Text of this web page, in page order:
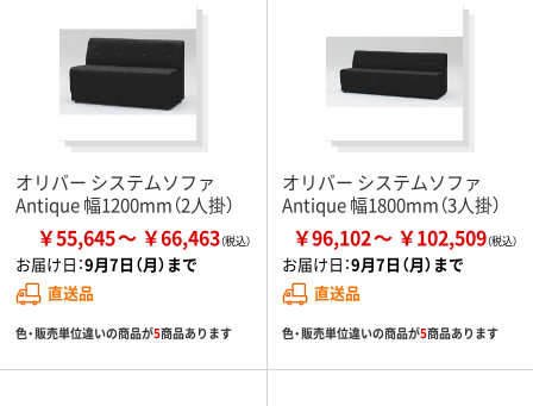
オリバー システムソファ
Antique 幅1200mm（2人掛）
￥55,645 ￥66,463
お届け日：9月7日（月）まで
直送品
色・販売単位違いの商品が5商品あります
オリバー システムソファ
Antique 幅1800mm（3人掛）
￥96,102 ￥102,509
お届け日：9月7日（月）まで
直送品
色・販売単位違いの商品が5商品あります